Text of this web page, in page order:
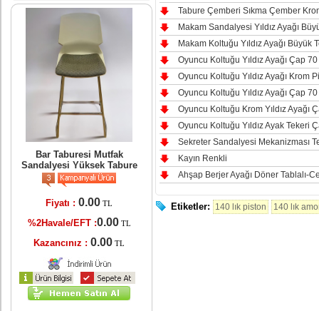
Bar Taburesi Mutfak
Sandalyesi Yüksek Tabure
Fiyatı : 0.00 TL
%2Havale/EFT :0.00 TL
Kazancınız : 0.00 TL
Tabure Çemberi Sıkma Çember
Makam Sandalyesi Yıldız Ayağı
Makam Koltuğu Yıldız Ayağı Büyük
Oyuncu Koltuğu Yıldız Ayağı Çap
Oyuncu Koltuğu Yıldız Ayağı Krom
Oyuncu Koltuğu Yıldız Ayağı Çap
Oyuncu Koltuğu Krom Yıldız Ayağı
Oyuncu Koltuğu Yıldız Ayak Tekeri
Sekreter Sandalyesi Mekanizması
Kayın Renkli
Ahşap Berjer Ayağı Döner Tablalı-
Etiketler: 140 lık piston 140 lık